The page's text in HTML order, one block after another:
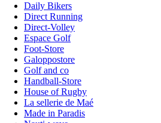
Daily Bikers
Direct Running
Direct-Volley
Espace Golf
Foot-Store
Galoppostore
Golf and co
Handball-Store
House of Rugby
La sellerie de Maé
Made in Paradis